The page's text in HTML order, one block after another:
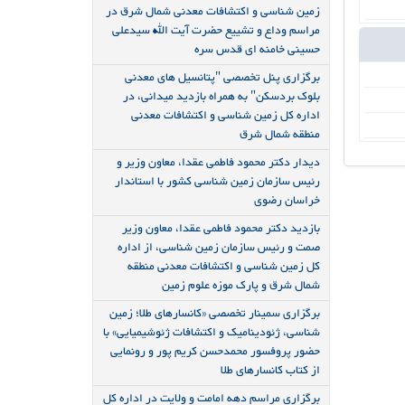
زمین شناسی و اکتشافات معدنی شمال شرق در
مراسم وداع و تشییع حضرت آیت الله سیدعلی
حسینی خامنه ای قدس سره
برگزاری پنل تخصصی "پتانسیل های معدنی
بلوک بردسکن" به همراه بازدید میدانی، در
اداره کل زمین شناسی و اکتشافات معدنی
منطقه شمال شرق
دیدار دکتر محمود فاطمی عقدا، معاون وزیر و
رئیس سازمان زمین شناسی کشور با استاندار
خراسان رضوی
بازدید دکتر محمود فاطمی عقدا، معاون وزیر
صمت و رئیس سازمان زمین شناسی، از اداره
کل زمین شناسی و اکتشافات معدنی منطقه
شمال شرق و پارک موزه علوم زمین
برگزاری سمینار تخصصی «کانسارهای طلا؛ زمین
شناسی، ژئودینامیک و اکتشافات ژئوشیمیایی» با
حضور پروفسور محمدحسن کریم پور و رونمایی
از کتاب کانسارهای طلا
برگزاری مراسم دهه امامت و ولایت در اداره کل